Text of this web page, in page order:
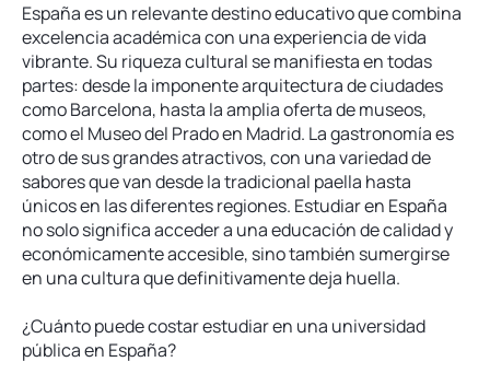
España es un relevante destino educativo que combina
excelencia académica con una experiencia de vida
vibrante. Su riqueza cultural se manifiesta en todas
partes: desde la imponente arquitectura de ciudades
como Barcelona, hasta la amplia oferta de museos,
como el Museo del Prado en Madrid. La gastronomía es
otro de sus grandes atractivos, con una variedad de
sabores que van desde la tradicional paella hasta
únicos en las diferentes regiones. Estudiar en España
no solo significa acceder a una educación de calidad y
económicamente accesible, sino también sumergirse
en una cultura que definitivamente deja huella.
¿Cuánto puede costar estudiar en una universidad
pública en España?